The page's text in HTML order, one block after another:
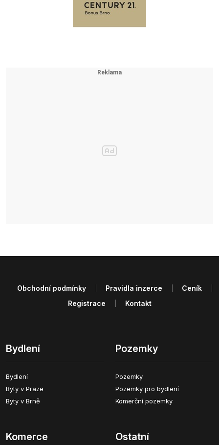
Bydlení
Bydlení
Byty v Praze
Byty v Brně
Pozemky
Pozemky
Pozemky pro bydlení
Komerční pozemky
Komerce Ostatní
Obchodní podmínky Pravidla inzerce
Ceník
Registrace
Kontakt